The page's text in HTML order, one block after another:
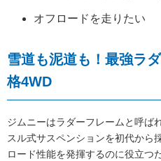
オフロードを走りたい
雪道も泥道も！最強ラ
格4WD
ジムニーはラダーフレームと呼ば
スル式サスペンションを初代から
ロード性能を発揮するのに役立つ